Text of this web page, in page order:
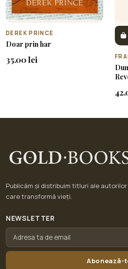
DEREK PRINCE
Doar prin har
35.00 lei
Publicăm și distribuim titluri ale
care transformă vieți.
NEWSLETTER
Abonează-